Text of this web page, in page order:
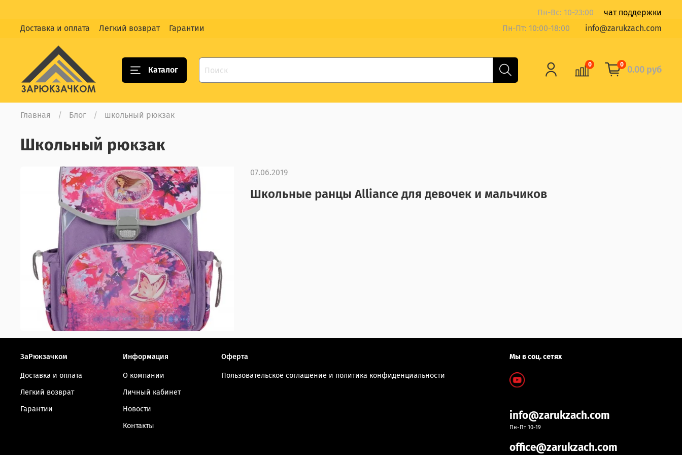
Пн-Вс: 10-23:00
чат поддержки
Доставка и оплата
Легкий возврат Гарантии Пн-Пт: 10:00-18:00 info@zarukzach.com
Каталог
0 0 0.00 руб
Главная Блог школьный рюкзак
школьный рюкзак
Школьные ранцы Alliance для девочек и мальчиков
07.06.2019
ЗаРюкзачком
Доставка и оплата
Легкий возврат
Гарантии
Информация
О компании
Личный кабинет
Новости
Контакты
Оферта
Пользовательское соглашение и политика конфиденциальности
Мы в соц. сетях
info@zarukzach.com
Пн-Пт 10-19
office@zarukzach.com